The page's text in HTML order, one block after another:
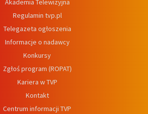
Akademia Telewizyjna
Regulamin tvp.pl
Telegazeta ogłoszenia
Informacje o nadawcy
Konkursy
Zgłoś program (ROPAT)
Kariera w TVP
Kontakt
Centrum informacji TVP